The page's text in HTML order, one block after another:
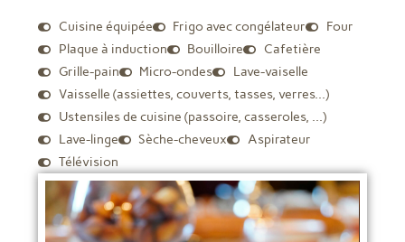
Cuisine équipée Frigo avec congélateur
Four
Plaque à induction
Bouilloire
Cafetière
Grille-pain
Micro-ondes
Lave-vaiselle
Vaisselle (assiettes, couverts, tasses, verres...)
Ustensiles de cuisine (passoire, casseroles, ...)
Lave-linge
Sèche-cheveux
Aspirateur
Télévision
Septembre 2026
M J
37 7 8 9 10 11 12 13
38 14 15 16 17 18 19 20